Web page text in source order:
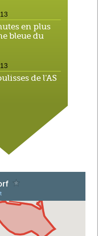
en plus
bleue du
de l'AS
: les
roulent
sous ciel gris